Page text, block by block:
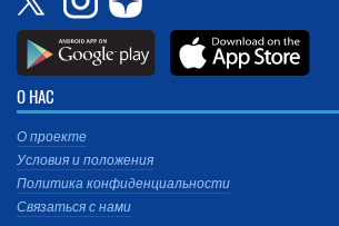
О НАС
О проекте
Условия и положения
Политика конфиденциальности
Связаться с нами